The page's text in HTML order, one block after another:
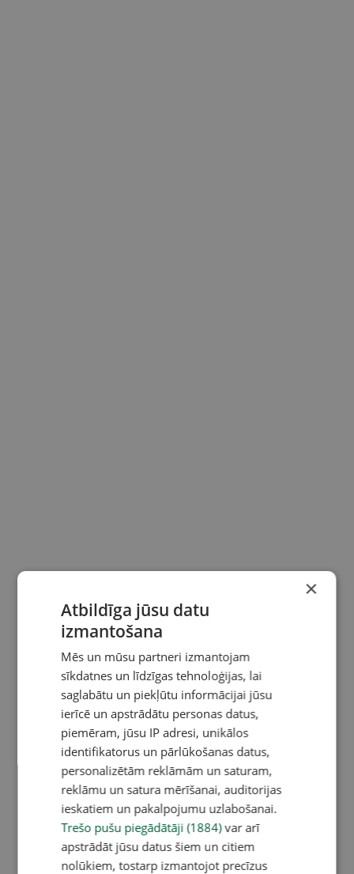
×
Atbildīga jūsu datu
izmantošana
Mēs un mūsu partneri izmantojam
sīkdatnes un līdzīgas tehnoloģijas, lai
saglabātu un piekļūtu informācijai jūsu
ierīcē un apstrādātu personas datus,
piemēram, jūsu IP adresi, unikālos
identifikatorus un pārlūkošanas datus,
personalizētām reklāmām un saturam,
reklāmu un satura mērīšanai, auditorijas
ieskatiem un pakalpojumu uzlabošanai.
Trešo pušu piegādātāji (1884)var arī
apstrādāt jūsu datus šiem un citiem
nolūkiem, tostarp izmantojot precīzus